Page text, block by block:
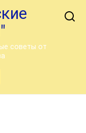
советы от